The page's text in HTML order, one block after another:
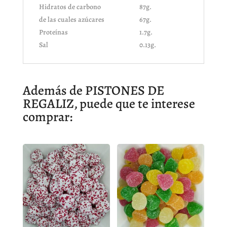
Hidratos de carbono
87g.
de las cuales azúcares
67g.
Proteínas
1.7g.
Sal
0.13g.
Además de PISTONES DE
REGALIZ, puede que te interese
comprar: